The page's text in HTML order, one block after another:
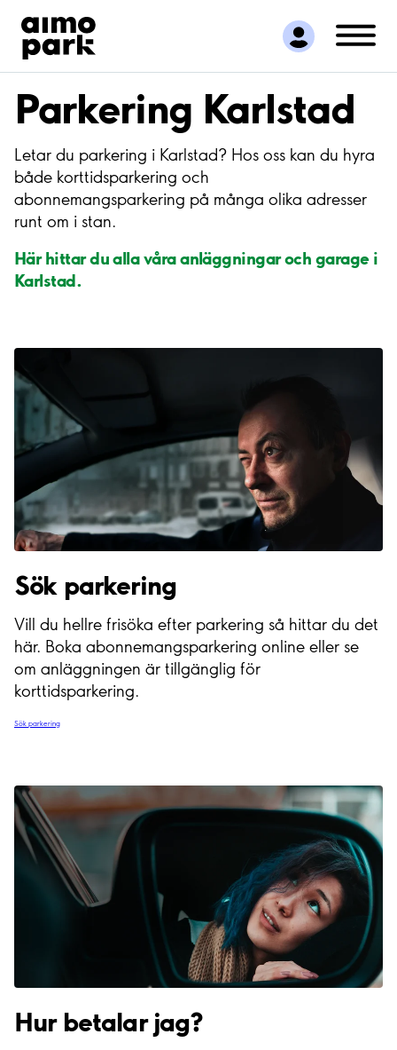
Hitta parkering
Samarbete
Kundservice
Om Aimo Park
Parkering Karlstad
Letar du parkering i Karlstad? Hos oss kan du hyra
både korttidsparkering och
abonnemangsparkering på många olika adresser
runt om i stan.
Här hittar du alla våra anläggningar och garage i
Karlstad.
Sök parkering
Vill du hellre frisöka efter parkering så hittar du det
här. Boka abonnemangsparkering online eller se
om anläggningen är tillgänglig för
korttidsparkering.
Sök parkering
Hur betalar jag?